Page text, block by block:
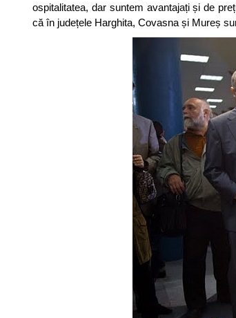
ospitalitatea, dar suntem avantajați și de
că în județele Harghita, Covasna și Mureș